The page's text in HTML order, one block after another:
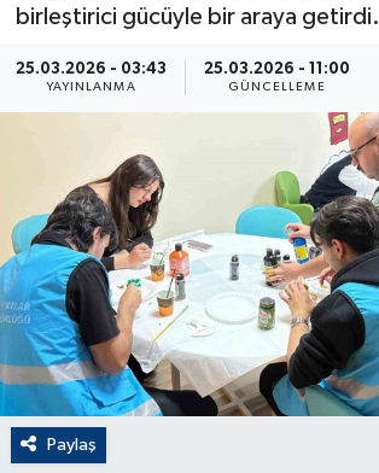
birleştirici gücüyle bir araya getirdi.
25.03.2026 - 03:43
YAYINLANMA
25.03.2026 - 11:00
GÜNCELLEME
Paylaş
Canlı Maç
ÇEVRE
Dış Haberler
Dünya
EĞİTİM
EKONOMİ
English News
Finans